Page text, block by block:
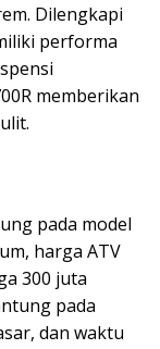
Dilengkapi
performa
memberikan
pada model
harga ATV
300 juta
pada
dan waktu